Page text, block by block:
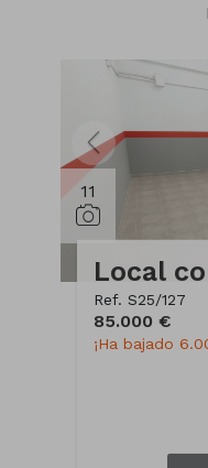
11
Ref. S25/127
85.000 €
¡Ha bajado